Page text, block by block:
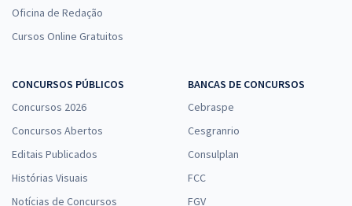
Oficina de Redação
Cursos Online Gratuitos
CONCURSOS PÚBLICOS
Concursos 2026
Concursos Abertos
Editais Publicados
Histórias Visuais
Notícias de Concursos
BANCAS DE CONCURSOS
Cebraspe
Cesgranrio
Consulplan
FCC
FGV